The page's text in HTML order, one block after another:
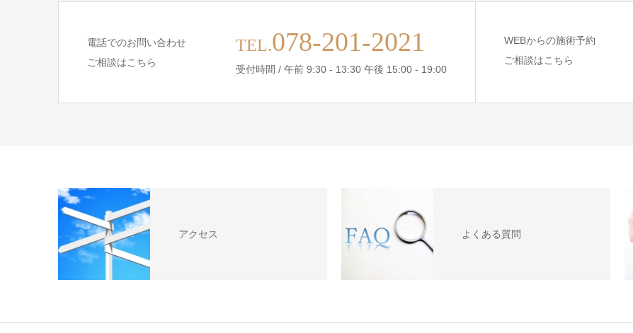
電話でのお問い合わせ
ご相談はこちら
TEL.078-201-2021
受付時間 / 午前 9:30 - 13:30 午後 15:00 - 19:00
WEBからの施術予約
ご相談はこちら
アクセス よくある質問